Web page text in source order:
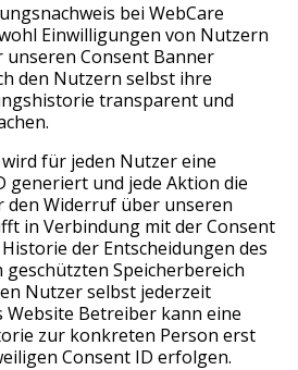
bei WebCare
Einwilligungen von Nutzern
Consent Banner
den Nutzern selbst ihre
transparent und
für jeden Nutzer eine
generiert und jede Aktion die
den Widerruf über unseren
in Verbindung mit der Consent
der Entscheidungen des
Speicherbereich
Nutzer selbst jederzeit
Website Betreiber kann eine
zur konkreten Person erst
Consent ID erfolgen.